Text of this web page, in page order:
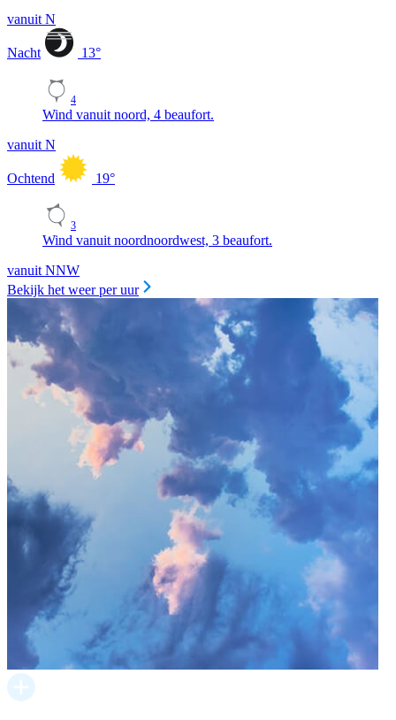
vanuit N
Nacht 13°
4
Wind vanuit noord, 4 beaufort.
vanuit N
Ochtend 19°
3
Wind vanuit noordnoordwest, 3 beaufort.
vanuit NNW
Bekijk het weer per uur